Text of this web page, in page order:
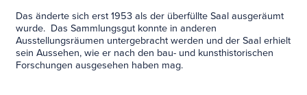
Das änderte sich erst 1953 als der überfüllte Saal ausgeräumt
wurde. Das Sammlungsgut konnte in anderen
Ausstellungsräumen untergebracht werden und der Saal erhielt
sein Aussehen, wie er nach den bau- und kunsthistorischen
Forschungen ausgesehen haben mag.